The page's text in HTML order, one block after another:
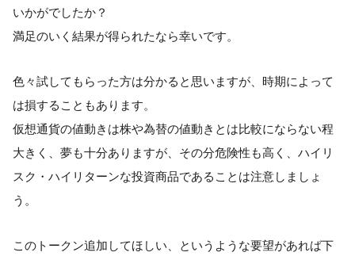
いかがでしたか？
満足のいく結果が得られたなら幸いです。
色々試してもらった方は分かると思いますが、時期によって
は損することもあります。
仮想通貨の値動きは株や為替の値動きとは比較にならない程
大きく、夢も十分ありますが、その分危険性も高く、ハイリ
スク・ハイリターンな投資商品であることは注意しましょ
う。
このトークン追加してほしい、というような要望があれば下